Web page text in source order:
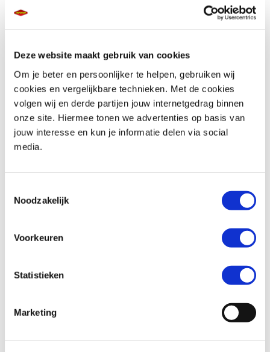
Deze website maakt gebruik van cookies
Om je beter en persoonlijker te helpen, gebruiken wij
cookies en vergelijkbare technieken. Met de cookies
volgen wij en derde partijen jouw internetgedrag binnen
onze site. Hiermee tonen we advertenties op basis van
jouw interesse en kun je informatie delen via social
media.
Noodzakelijk
Voorkeuren
Statistieken
Marketing
BMW
R 1250 RT
€ 18.290,-
Uit2019
Honda
XL 750 TRANSALP
€ 12.699,-
MotoPort Goes
XL 750 TRANSALP
MotoPort Goes